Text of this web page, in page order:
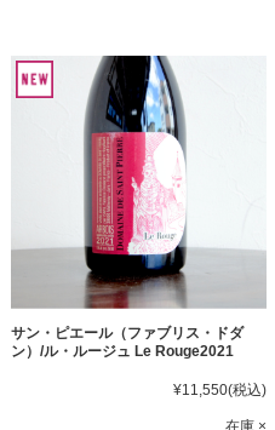
サン・ピエール（ファブリス・ドダ
ン）/ル・ルージュ Le Rouge2021
¥11,550(税込)
在庫 ×